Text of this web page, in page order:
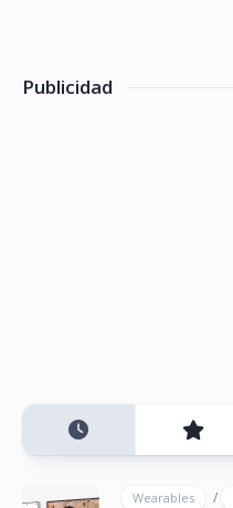
Publicidad
Wearables /